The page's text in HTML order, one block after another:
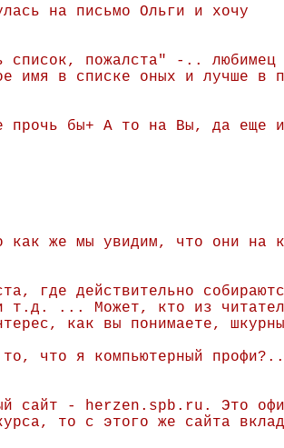
на письмо Ольги и хочу
список, пожалста" -..
имя в списке оных и лучше в
прочь бы+ А то на Вы, да еще
как же мы увидим, что они на
где действительно
и т.д. ... Может, кто из
как вы понимаете,
что я компьютерный
сайт - herzen.spb.ru. Это
то с этого же сайта